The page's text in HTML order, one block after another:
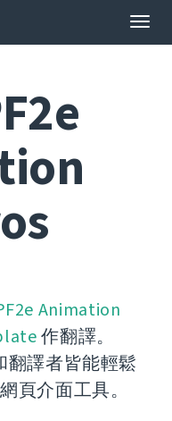
開
關
Animation
作翻譯。
翻譯者皆能輕鬆
頁介面工具。